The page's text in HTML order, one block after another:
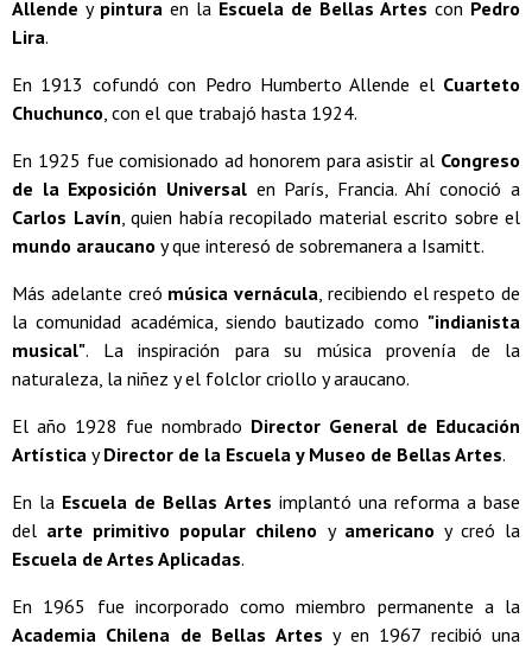
Allende y pintura en la Escuela de Bellas Artes con Pedro
Lira.
En 1913 cofundó con Pedro Humberto Allende el Cuarteto
Chuchunco, con el que trabajó hasta 1924.
En 1925 fue comisionado ad honorem para asistir al Congreso
de la Exposición Universal en París, Francia. Ahí conoció a
Carlos Lavín, quien había recopilado material escrito sobre el
mundo araucano y que interesó de sobremanera a Isamitt.
Más adelante creó música vernácula, recibiendo el respeto de
la comunidad académica, siendo bautizado como "indianista
musical". La inspiración para su música provenía de la
naturaleza, la niñez y el folclor criollo y araucano.
El año 1928 fue nombrado Director General de Educación
Artística yDirector de la Escuela y Museo de Bellas Artes.
En la Escuela de Bellas Artes implantó una reforma a base
del arte primitivo popular chileno y americano y creó la
Escuela de Artes Aplicadas.
En 1965 fue incorporado como miembro permanente a la
Academia Chilena de Bellas Artes y en 1967 recibió una